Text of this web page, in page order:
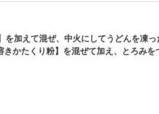
を加えて混ぜ、中火にしてうどんを凍
きかたくり粉】を混ぜて加え、とろみ